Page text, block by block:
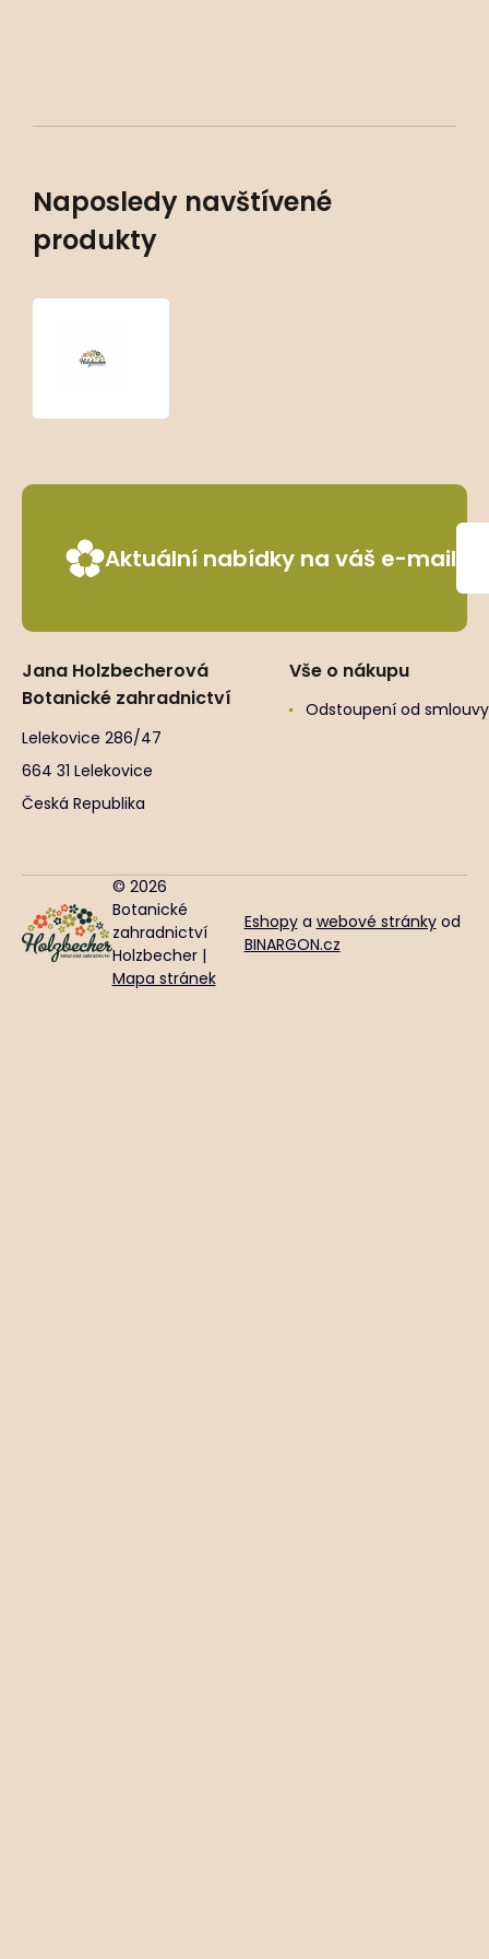
Naposledy navštívené
produkty
Aktuální nabídky na váš e-mail
Jana Holzbecherová
Botanické zahradnictví
Lelekovice 286/47
664 31 Lelekovice
Česká Republika
Vše o nákupu
Odstoupení od smlouvy
© 2026
Botanické
zahradnictví
Holzbecher |
Mapa stránek
Eshopya webové stránkyod
BINARGON.cz